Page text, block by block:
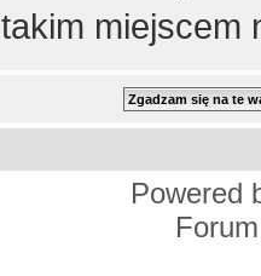
miejscem
Powered